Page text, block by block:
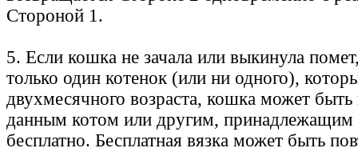
Стороной 1.
5. Если кошка не зачала или выкинула
только один котенок (или ни одного),
двухмесячного возраста, кошка может быть
данным котом или другим, принадлежащим
бесплатно. Бесплатная вязка может быть